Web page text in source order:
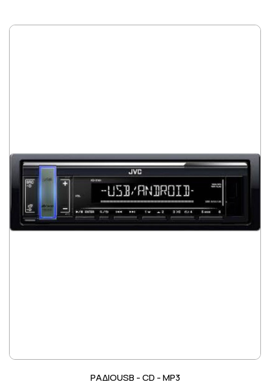
ΡΑΔΙΟUSB - CD - MP3